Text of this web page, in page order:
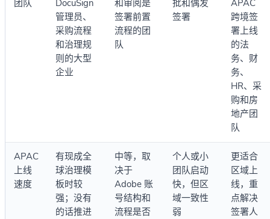
团队
DocuSign
管理员、
采购流程
和治理规
则的大型
企业
和审阅是
签署前置
流程的团
队
批和偶发
签署
APAC
跨境签
署上线
的法
务、财
务、
HR、采
购和房
地产团
队
APAC
上线
速度
有现成全
球治理模
板时较
强；没有
的话推进
中等，取
决于
Adobe 账
号结构和
流程是否
个人或小
团队启动
快，但区
域一致性
弱
更适合
区域上
线，重
点解决
签署人